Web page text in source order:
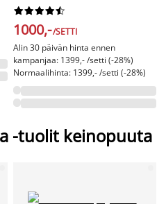






1000,-/SETTI
Alin 30 päivän hinta ennen
kampanjaa: 1399,- /setti (-28%)
Normaalihinta: 1399,- /setti (-28%)
-tuolit keinopuuta